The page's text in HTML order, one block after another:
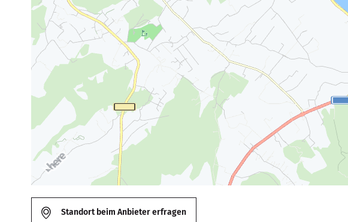
Standort beim Anbieter erfragen